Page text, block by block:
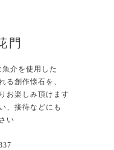
門
介を使用した
る創作懐石を、
お楽しみ頂けます
、接待などにも
い